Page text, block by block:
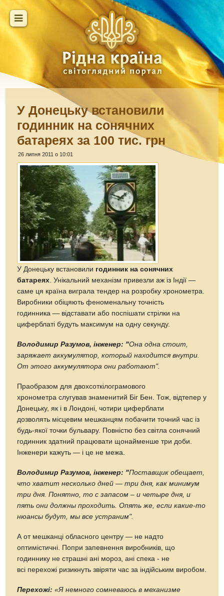
У Донецьку встановили
годинник на сонячних
батареях за 100 тис. грн
26 липня 2011 о 10:01
У Донецьку встановили годинник на сонячних
батареях . Унікальний механізм привезли аж із Індії —
саме ця країна виграла тендер на розробку хронометра.
Виробники обіцяють феноменальну точність
годинника — відставати або поспішати стрілки на
циферблаті будуть максимум на одну секунду.
Володимир Разумов, інженер: "Она одна стоит,
заряжает аккумулятор, который находится внутри.
От этого аккумулятора они работают".
Праобразом для двохсоткілограмового
хронометра слугував знаменитий Біг Бен. Тож, відтепер у
Донецьку, як і в Лондоні, чотири циферблати
дозволять місцевим мешканцям побачити точний час із
будь-якої точки бульвару. Повністю без світла сонячний
годинник здатний працювати щонайменше три доби.
Інженери кажуть — і це не межа.
Володимир Разумов, інженер: "Поставщик обещает,
что хватит несколько дней — три дня, как минимум
три дня. Понятно, то с запасом – и четыре дня, и
пять они должны проходить. Опять же, есликакие-то
нюансы будут, мы все устраним".
А от мешканці обласного центру — не надто
оптимістичні. Попри запевнення виробників, що
годиннику не страшні ані мороз, ані спека - не
всі перехожі ризикнуть звіряти час за індійським виробом.
Перехожі:«Я немного сомневаюсь в механизме